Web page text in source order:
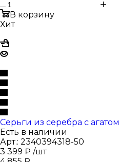
В корзину
Хит
Серьги из серебра с агатом
Есть в наличии
Арт.: 2340394318-50
3 399 ₽ /шт